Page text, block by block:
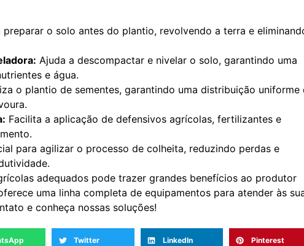
o solo antes do plantio, revolvendo a terra e
Ajuda a descompactar e nivelar o solo, garantindo uma
e água.
o plantio de sementes, garantindo uma distribuição uniforme
Facilita a aplicação de defensivos agrícolas, fertilizantes e
para agilizar o processo de colheita, reduzindo perdas e
adequados pode trazer grandes benefícios ao produtor
uma linha completa de equipamentos para atender às
e conheça nossas soluções!
Twitter LinkedIn Pinterest